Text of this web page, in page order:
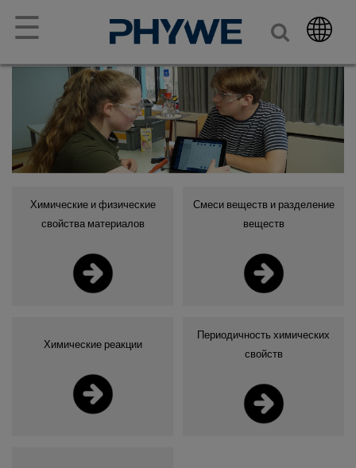
☰
Химические и физические
свойства материалов
Смеси веществ и разделение
веществ
Химические реакции
Периодичность химических
свойств